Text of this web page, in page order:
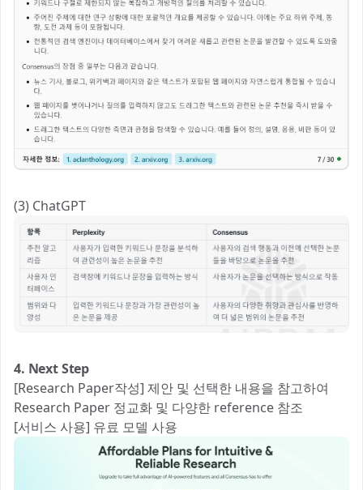
(3) ChatGPT
4. Next Step
[Research Paper작성] 제안 및 선택한 내용을 참고하여
Research Paper 정교화 및 다양한 reference 참조
[서비스 사용] 유료 모델 사용